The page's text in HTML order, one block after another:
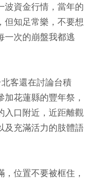
波資金行情，當年的
但知足常樂，不要想
一次的崩盤我都逃
客還在討論台積
花蓮縣的豐年祭，
入口附近，近距離觀
及充滿活力的肢體語
位置不要被框住，